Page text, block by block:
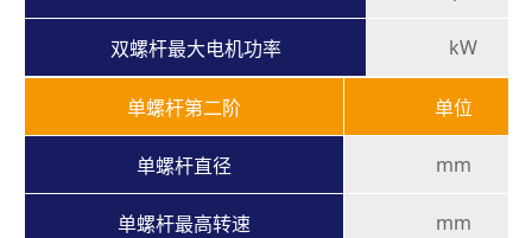
双螺杆最大电机功率 kW
单螺杆第二阶 单位
单螺杆直径 mm
单螺杆最高转速 mm